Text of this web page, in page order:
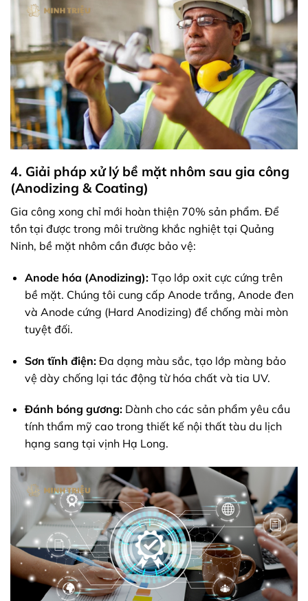
4. Giải pháp xử lý bề mặt nhôm sau gia công
(Anodizing & Coating)
Gia công xong chỉ mới hoàn thiện 70% sản phẩm. Để
tồn tại được trong môi trường khắc nghiệt tại Quảng
Ninh, bề mặt nhôm cần được bảo vệ:
Anode hóa (Anodizing):Tạo lớp oxit cực cứng trên
bề mặt. Chúng tôi cung cấp Anode trắng, Anode đen
và Anode cứng (Hard Anodizing) để chống mài mòn
tuyệt đối.
Sơn tĩnh điện:Đa dạng màu sắc, tạo lớp màng bảo
vệ dày chống lại tác động từ hóa chất và tia UV.
Đánh bóng gương:Dành cho các sản phẩm yêu cầu
tính thẩm mỹ cao trong thiết kế nội thất tàu du lịch
hạng sang tại vịnh Hạ Long.